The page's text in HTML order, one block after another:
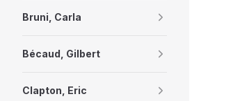
Bruni, Carla
Bécaud, Gilbert
Clapton, Eric